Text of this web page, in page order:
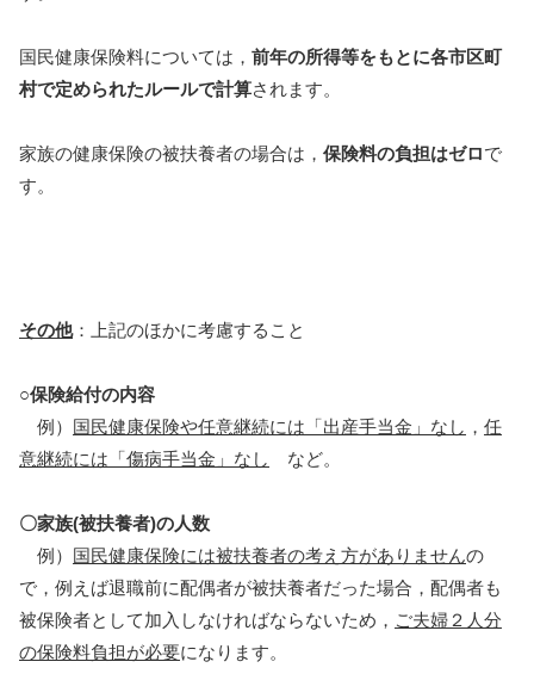
国民健康保険料については， 前年の所得等をもとに各市区町
村で定められたルールで計算されます。
家族の健康保険の被扶養者の場合は， 保険料の負担はゼロで
す。
その他：上記のほかに考慮すること
○保険給付の内容
例） 国民健康保険や任意継続には「出産手当金」なし ， 任
意継続には「傷病手当金」なし
など。
〇家族(被扶養者)の人数
例） 国民健康保険には被扶養者の考え方がありませんの
で，例えば退職前に配偶者が被扶養者だった場合，配偶者も
被保険者として加入しなければならないため， ご夫婦２人分
の保険料負担が必要になります。